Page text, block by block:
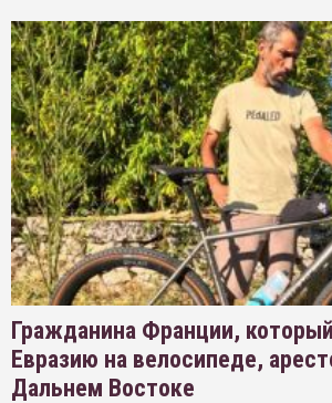
Гражданина Франции,
Евразию на велосипеде,
Дальнем Востоке